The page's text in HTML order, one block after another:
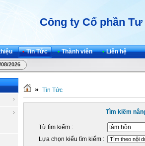
Công ty Cổ phần
• Tin Tức • Thành viên • Liên hệ
2026
» Tin Tức
Tìm kiếm
Từ tìm kiếm :
Lựa chọn kiểu tìm kiếm :